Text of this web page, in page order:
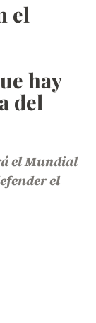
el
hay
del
el Mundial
el